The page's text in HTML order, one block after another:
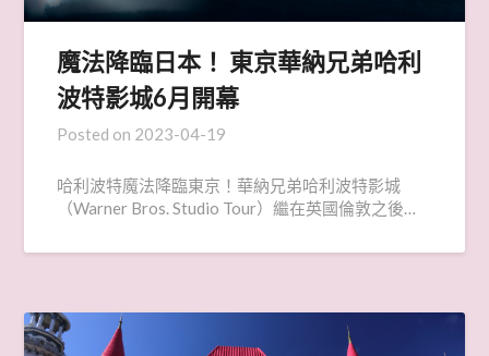
魔法降臨日本！ 東京華納兄弟哈利
波特影城6月開幕
Posted on 2023-04-19
哈利波特魔法降臨東京！華納兄弟哈利波特影城
（Warner Bros. Studio Tour）繼在英國倫敦之後…